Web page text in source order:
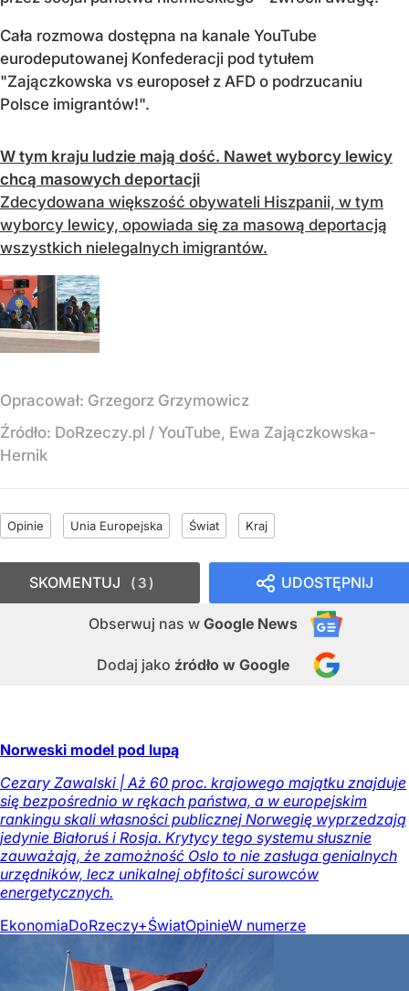
Cała rozmowa dostępna na kanale YouTube
eurodeputowanej Konfederacji pod tytułem
"Zajączkowska vs europoseł z AFD o podrzucaniu
Polsce imigrantów!".
W tym kraju ludzie mają dość. Nawet wyborcy lewicy
chcą masowych deportacji
Zdecydowana większość obywateli Hiszpanii, w tym
wyborcy lewicy, opowiada się za masową deportacją
wszystkich nielegalnych imigrantów.
Opracował: Grzegorz Grzymowicz
Źródło: DoRzeczy.pl / YouTube, Ewa Zajączkowska-
Hernik
Opinie Unia Europejska Świat Kraj
UDOSTĘPNIJ
Obserwuj nas w Google News
Dodaj jako źródło w Google
SKOMENTUJ 3
Norweski model pod lupą
Cezary Zawalski | Aż 60 proc. krajowego majątku znajduje
się bezpośrednio w rękach państwa, a w europejskim
rankingu skali własności publicznej Norwegię wyprzedzają
jedynie Białoruś i Rosja. Krytycy tego systemu słusznie
zauważają, że zamożność Oslo to nie zasługa genialnych
urzędników, lecz unikalnej obfitości surowców
energetycznych.
EkonomiaDoRzeczy+ŚwiatOpinieW numerze